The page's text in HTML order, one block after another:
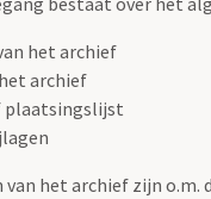
het archief
archief
plaatsingslijst
van het archief zijn o.m.